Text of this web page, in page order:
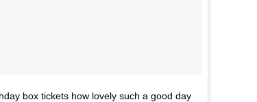
box tickets how lovely such a good day